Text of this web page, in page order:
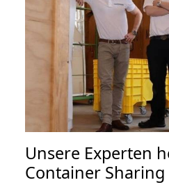
Unsere Experten
Container